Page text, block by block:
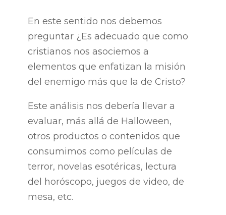
En este sentido nos debemos
preguntar ¿Es adecuado que como
cristianos nos asociemos a
elementos que enfatizan la misión
del enemigo más que la de Cristo?
Este análisis nos debería llevar a
evaluar, más allá de Halloween,
otros productos o contenidos que
consumimos como películas de
terror, novelas esotéricas, lectura
del horóscopo, juegos de video, de
mesa, etc.